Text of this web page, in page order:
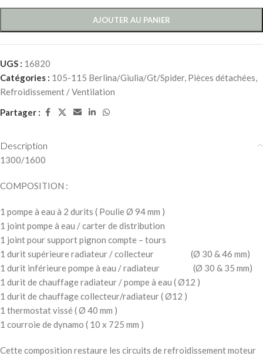
AJOUTER AU PANIER
UGS : 16820
Catégories : 105-115 Berlina/Giulia/Gt/Spider, Pièces détachées,
Refroidissement / Ventilation
Partager :
Description
1300/1600
COMPOSITION :
1 pompe à eau à 2 durits ( Poulie Ø 94 mm )
1 joint pompe à eau / carter de distribution
1 joint pour support pignon compte – tours
1 durit supérieure radiateur / collecteur (Ø 30 & 46 mm)
1 durit inférieure pompe à eau / radiateur (Ø 30 & 35 mm)
1 durit de chauffage radiateur / pompe à eau ( Ø12 )
1 durit de chauffage collecteur/radiateur ( Ø12 )
1 thermostat vissé ( Ø 40 mm )
1 courroie de dynamo ( 10 x 725 mm )
Cette composition restaure les circuits de refroidissement moteur